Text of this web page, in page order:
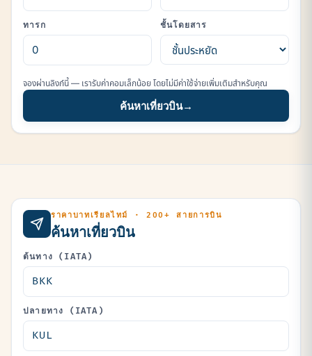
ทารก ชั้นโดยสาร
จองผ่านลิงก์นี้ — เรารับค่าคอมเล็กน้อย โดยไม่มีค่าใช้จ่ายเพิ่มเติมสำหรับคุณ
ค้นหาเที่ยวบิน→
ราคาบาทเรียลไทม์ · 200+ สายการบิน
ค้นหาเที่ยวบิน
ต้นทาง (IATA)
ปลายทาง (IATA)